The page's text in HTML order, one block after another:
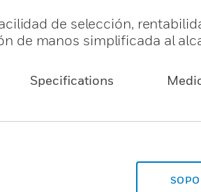
de selección,
de manos simplificada al
Specifications